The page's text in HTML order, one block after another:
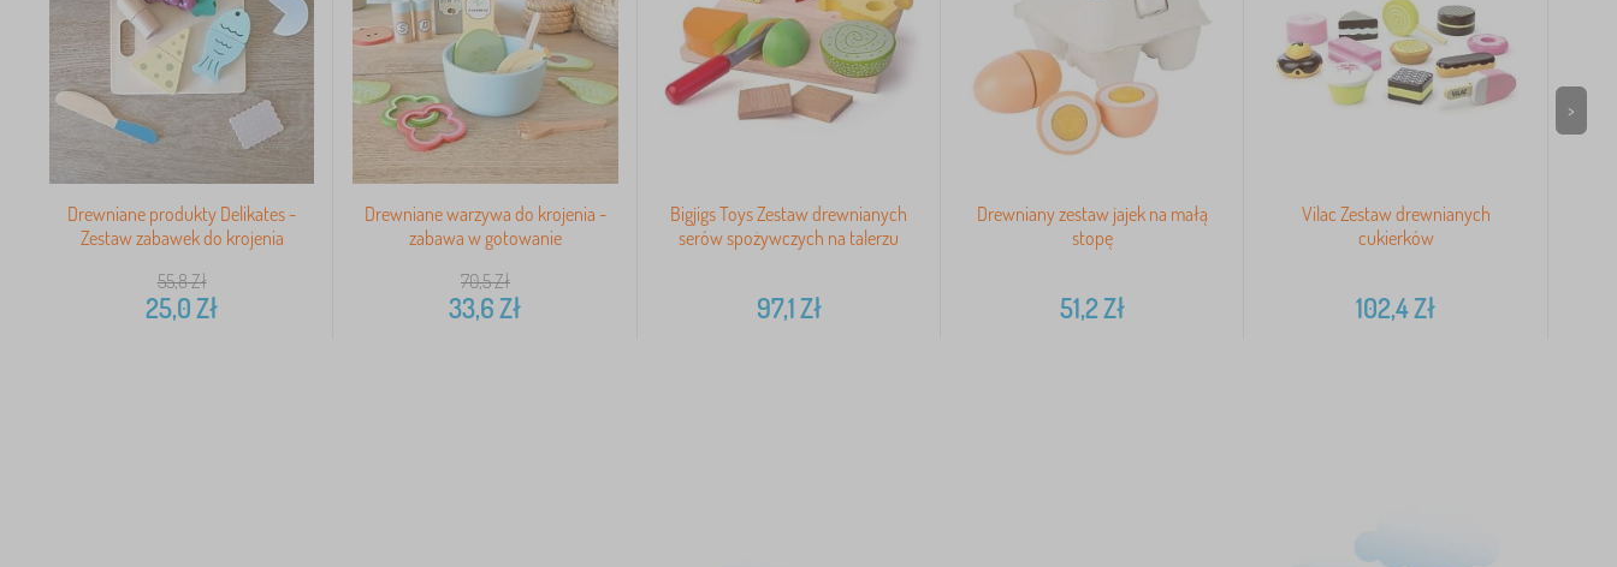
Drewniane produkty Delikates -
Zestaw zabawek do krojenia
55,8Zł
25,0Zł
Drewniane warzywa do krojenia -
zabawa w gotowanie
70,5Zł
33,6Zł
Bigjigs Toys Zestaw drewnianych
serów spożywczych na talerzu
97,1Zł
Drewniany zestaw jajek na małą
stopę
51,2Zł
Vilac Zestaw drewnianych
cukierków
102,4Zł
>